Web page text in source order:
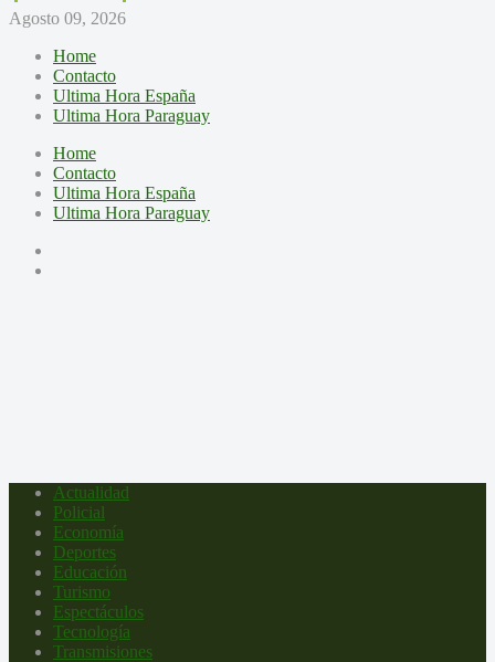
Agosto 09, 2026
Home
Contacto
Ultima Hora España
Ultima Hora Paraguay
Home
Contacto
Ultima Hora España
Ultima Hora Paraguay
Actualidad
Policial
Economía
Deportes
Educación
Turismo
Espectáculos
Tecnología
Transmisiones